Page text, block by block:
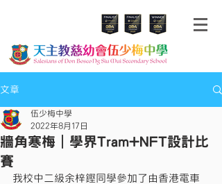
文章
牆角寒梅｜學界Tram+NFT設計比
賽
伍少梅中學
2022年8月17日
我校中二級余梓鏗同學參加了由香港電車